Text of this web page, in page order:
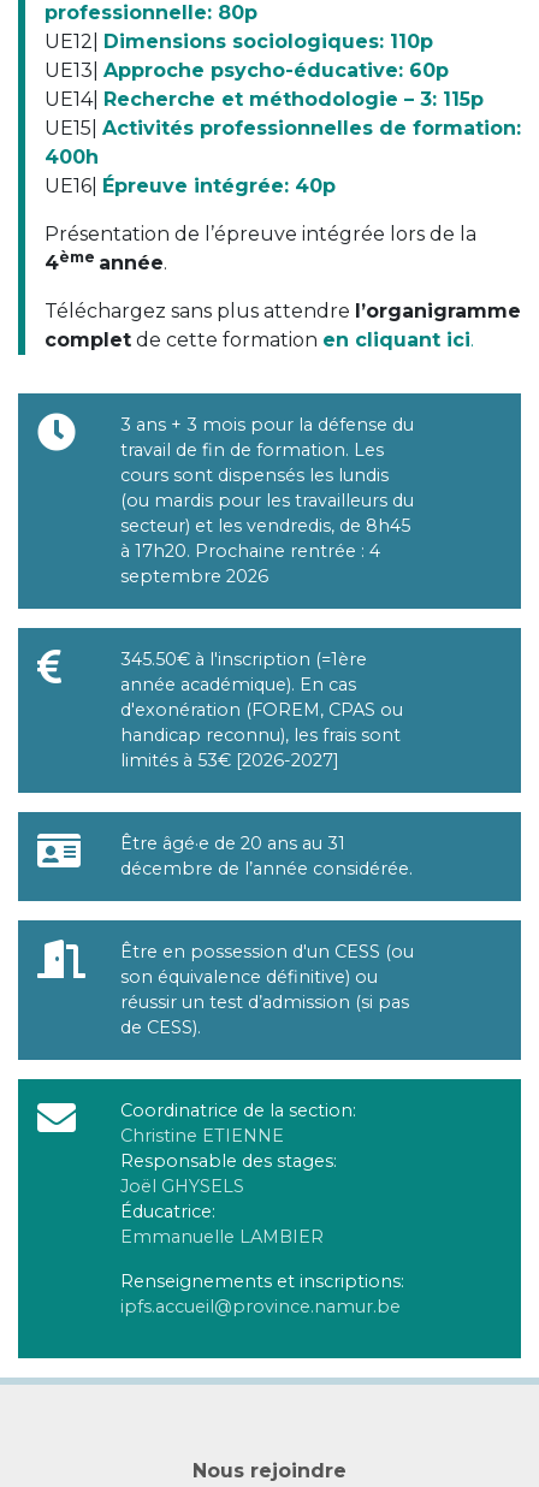
professionnelle: 80p
UE12| Dimensions sociologiques: 110p
UE13| Approche psycho-éducative: 60p
UE14| Recherche et méthodologie – 3: 115p
UE15| Activités professionnelles de formation:
400h
UE16| Épreuve intégrée: 40p
Présentation de l’épreuve intégrée lors de la
4ème année.
Téléchargez sans plus attendre l’organigramme
complet de cette formation en cliquant ici.
Durée
3 ans + 3 mois pour la défense du
travail de fin de formation. Les
cours sont dispensés les lundis
(ou mardis pour les travailleurs du
secteur) et les vendredis, de 8h45
à 17h20. Prochaine rentrée : 4
septembre 2026
345.50€ à l'inscription (=1ère
année académique). En cas
d'exonération (FOREM, CPAS ou
handicap reconnu), les frais sont
limités à 53€ [2026-2027]
Être âgé·e de 20 ans au 31
décembre de l’année considérée.
Conditions
Être en possession d'un CESS (ou
son équivalence définitive) ou
réussir un test d’admission (si pas
de CESS).
Contacts
Coordinatrice de la section:
Christine ETIENNE
Responsable des stages:
Joël GHYSELS
Éducatrice:
Emmanuelle LAMBIER
Renseignements et inscriptions:
ipfs.accueil@province.namur.be
Nous rejoindre